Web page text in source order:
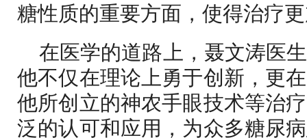
糖性质的重要方面，使得治疗
在医学的道路上，聂文涛医
他不仅在理论上勇于创新，更
他所创立的神农手眼技术等治
泛的认可和应用，为众多糖尿